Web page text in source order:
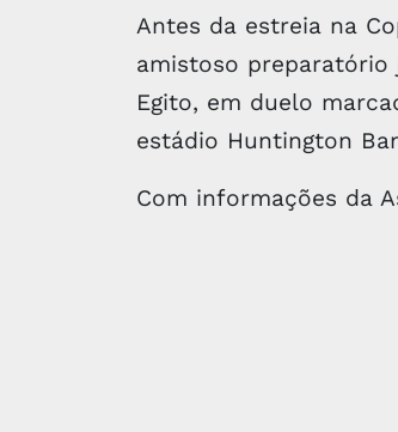
Antes da estreia na
amistoso
Egito, em duelo
estádio Huntington
Com informações da